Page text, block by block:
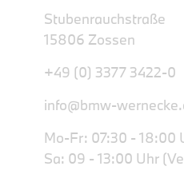
Stubenrauchstraße
15806 Zossen
+49 (0) 3377 3422-0
info@bmw-
Mo-Fr: 07:30 - 18:00
Sa: 09 - 13:00 Uhr